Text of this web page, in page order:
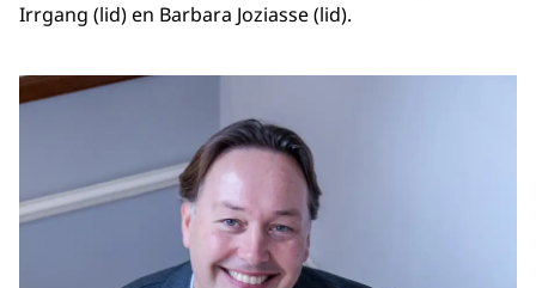
Irrgang (lid) en Barbara Joziasse (lid).